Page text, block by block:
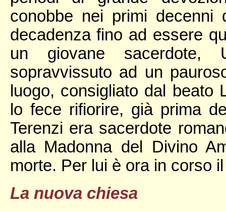
conobbe nei primi decenni
decadenza fino ad essere
un giovane sacerdote,
sopravvissuto ad un
luogo, consigliato dal
lo fece rifiorire, già prima
Terenzi era sacerdote
alla Madonna del Divino
morte. Per lui è ora in corso
La nuova chiesa